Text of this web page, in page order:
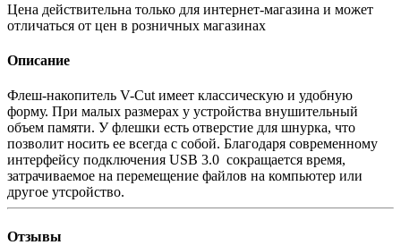
Цена действительна только для интернет-магазина и может
отличаться от цен в розничных магазинах
Описание
Флеш-накопитель V-Cut имеет классическую и удобную
форму. При малых размерах у устройства внушительный
объем памяти. У флешки есть отверстие для шнурка, что
позволит носить ее всегда с собой. Благодаря современному
интерфейсу подключения USB 3.0 сокращается время,
затрачиваемое на перемещение файлов на компьютер или
другое утсройство.
Отзывы